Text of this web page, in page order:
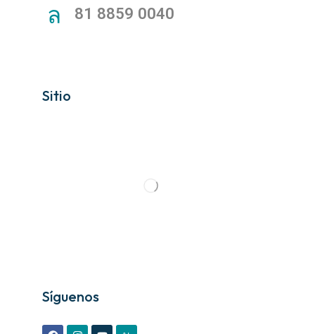
81 8859 0040
Sitio
Síguenos